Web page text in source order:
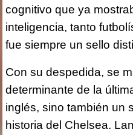
cognitivo que ya
inteligencia, tanto
fue siempre un sello
Con su despedida, se
determinante de la
inglés, sino también un
historia del Chelsea.